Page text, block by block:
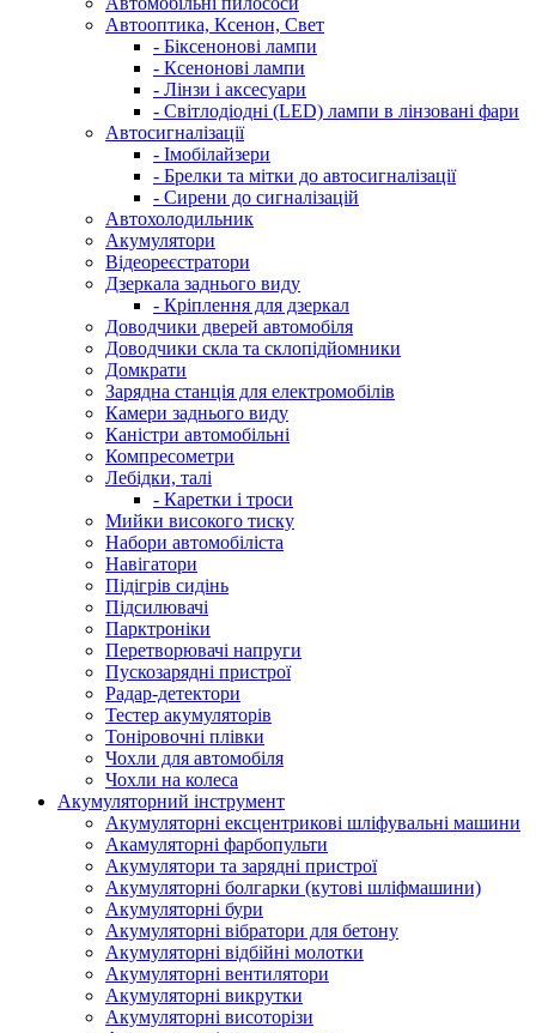
Автооптика, Ксенон, Свет
- Біксенонові лампи
- Ксенонові лампи
- Лінзи і аксесуари
- Світлодіодні (LED) лампи в лінзовані фари
Автосигналізації
- Імобілайзери
- Брелки та мітки до автосигналізації
- Сирени до сигналізацій
Автохолодильник
Акумулятори
Відеореєстратори
Дзеркала заднього виду
- Кріплення для дзеркал
Доводчики дверей автомобіля
Доводчики скла та склопідйомники
Домкрати
Зарядна станція для електромобілів
Камери заднього виду
Каністри автомобільні
Компресометри
Лебідки, талі
- Каретки і троси
Мийки високого тиску
Набори автомобіліста
Навігатори
Підігрів сидінь
Підсилювачі
Парктроніки
Перетворювачі напруги
Пускозарядні пристрої
Радар-детектори
Тестер акумуляторів
Тоніровочні плівки
Чохли для автомобіля
Чохли на колеса
Акумуляторний інструмент
Акумуляторні ексцентрикові шліфувальні машини
Акамуляторні фарбопульти
Акумулятори та зарядні пристрої
Акумуляторні болгарки (кутові шліфмашини)
Акумуляторні бури
Акумуляторні вібратори для бетону
Акумуляторні відбійні молотки
Акумуляторні вентилятори
Акумуляторні викрутки
Акумуляторні висоторізи